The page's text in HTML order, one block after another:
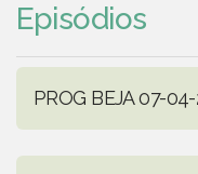
Episódios
PROG BEJA 07-